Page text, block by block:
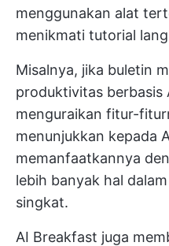
menggunakan alat
menikmati tutorial
Misalnya, jika buletin
produktivitas berbasis
menguraikan fitur-
menunjukkan kepada
memanfaatkannya
lebih banyak hal
singkat.
AI Breakfast juga